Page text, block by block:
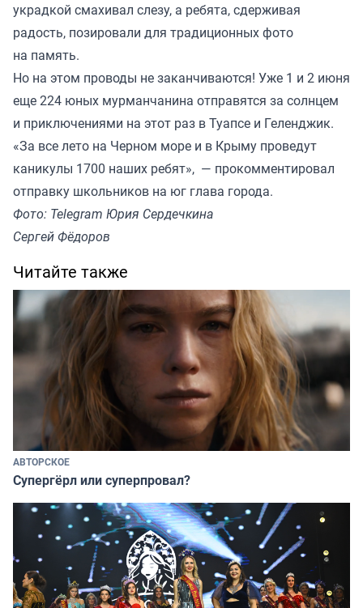
украдкой смахивал слезу, а ребята, сдерживая
радость, позировали для традиционных фото
на память.
Но на этом проводы не заканчиваются! Уже 1 и 2 июня
еще 224 юных мурманчанина отправятся за солнцем
и приключениями на этот раз в Туапсе и Геленджик.
«За все лето на Черном море и в Крыму проведут
каникулы 1700 наших ребят», — прокомментировал
отправку школьников на юг глава города.
Фото: Telegram Юрия Сердечкина
Сергей Фёдоров
Читайте также
АВТОРСКОЕ
Супергёрл или суперпровал?